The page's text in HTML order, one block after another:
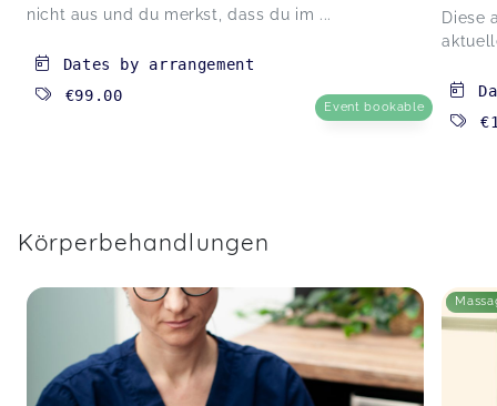
nicht aus und du merkst, dass du im ...
Dates by arrangement
€99.00
Event bookable
Diese
Körperbehandlungen